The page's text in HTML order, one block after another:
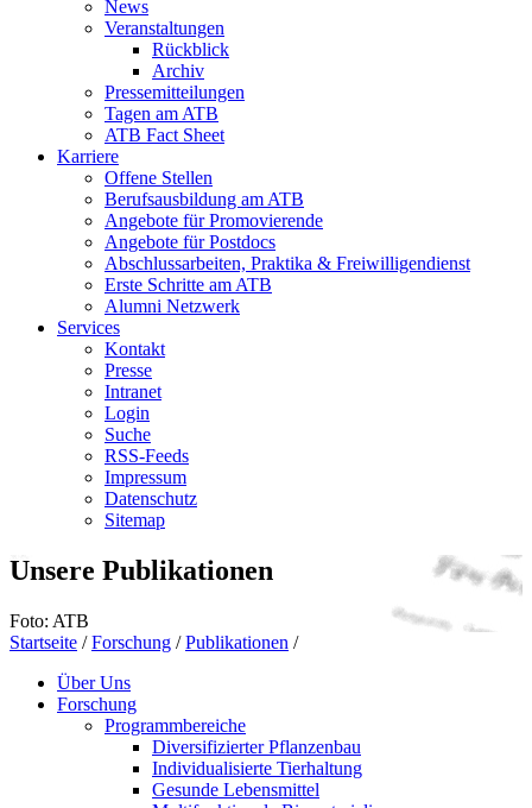
News
Veranstaltungen
Rückblick
Archiv
Pressemitteilungen
Tagen am ATB
ATB Fact Sheet
Karriere
Offene Stellen
Berufsausbildung am ATB
Angebote für Promovierende
Angebote für Postdocs
Abschlussarbeiten, Praktika & Freiwilligendienst
Erste Schritte am ATB
Alumni Netzwerk
Services
Kontakt
Presse
Intranet
Login
Suche
RSS-Feeds
Impressum
Datenschutz
Sitemap
Unsere Publikationen
Foto: ATB
Startseite / Forschung / Publikationen /
Über Uns
Forschung
Programmbereiche
Diversifizierter Pflanzenbau
Individualisierte Tierhaltung
Gesunde Lebensmittel